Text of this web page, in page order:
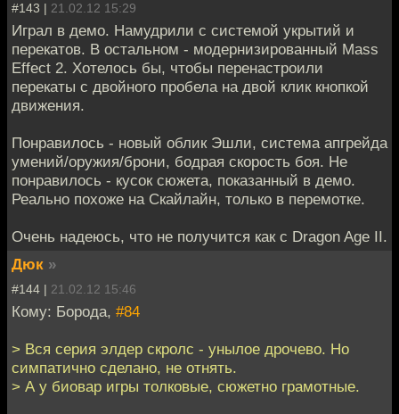
#143 | 21.02.12 15:29
Играл в демо. Намудрили с системой укрытий и
перекатов. В остальном - модернизированный Mass
Effect 2. Хотелось бы, чтобы перенастроили
перекаты с двойного пробела на двой клик кнопкой
движения.
Понравилось - новый облик Эшли, система апгрейда
умений/оружия/брони, бодрая скорость боя. Не
понравилось - кусок сюжета, показанный в демо.
Реально похоже на Скайлайн, только в перемотке.
Очень надеюсь, что не получится как с Dragon Age II.
Дюк »
#144 | 21.02.12 15:46
Кому: Борода, #84
> Вся серия элдер скролс - унылое дрочево. Но
симпатично сделано, не отнять.
> А у биовар игры толковые, сюжетно грамотные.